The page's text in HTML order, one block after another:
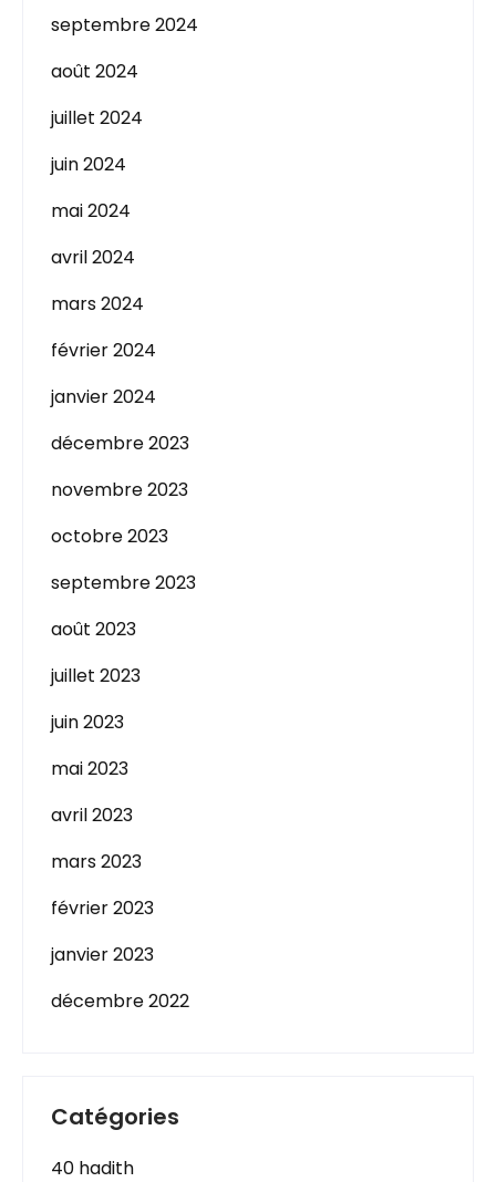
septembre 2024
août 2024
juillet 2024
juin 2024
mai 2024
avril 2024
mars 2024
février 2024
janvier 2024
décembre 2023
novembre 2023
octobre 2023
septembre 2023
août 2023
juillet 2023
juin 2023
mai 2023
avril 2023
mars 2023
février 2023
janvier 2023
décembre 2022
Catégories
40 hadith